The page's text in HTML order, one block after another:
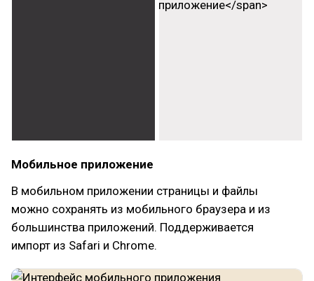
Мобильное приложение
В мобильном приложении страницы и файлы
можно сохранять из мобильного браузера и из
большинства приложений. Поддерживается
импорт из Safari и Chrome.